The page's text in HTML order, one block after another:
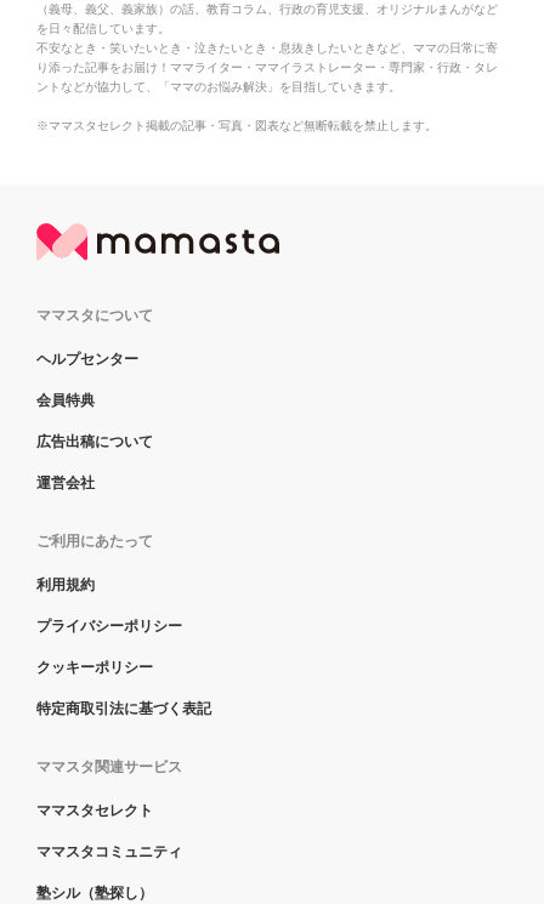
（義母、義父、義家族）の話、教育コラム、行政の育児支援、オリジナルまんがなど
を日々配信しています。
不安なとき・笑いたいとき・泣きたいとき・息抜きしたいときなど、ママの日常に寄
り添った記事をお届け！ママライター・ママイラストレーター・専門家・行政・タレ
ントなどが協力して、「ママのお悩み解決」を目指していきます。
※ママスタセレクト掲載の記事・写真・図表など無断転載を禁止します。
ママスタについて
ヘルプセンター
会員特典
広告出稿について
運営会社
ご利用にあたって
利用規約
プライバシーポリシー
クッキーポリシー
特定商取引法に基づく表記
ママスタ関連サービス
ママスタセレクト
ママスタコミュニティ
塾シル（塾探し）